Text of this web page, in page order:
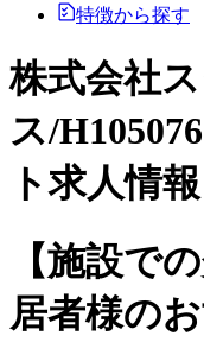
特徴から探す
株式会社
ス/
ト求人情報
【施設で
居者様の